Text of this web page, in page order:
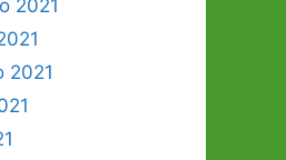
2021
2021